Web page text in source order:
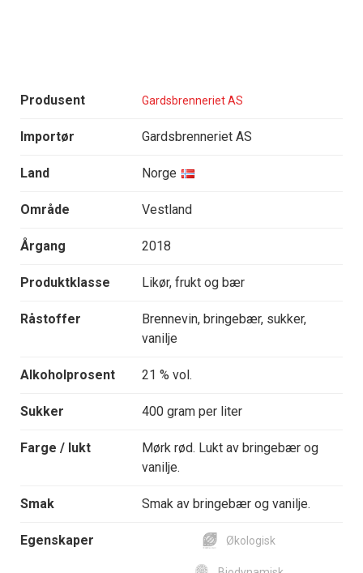
Produsent Gardsbrenneriet AS
Importør Gardsbrenneriet AS
Land Norge
Område Vestland
Årgang 2018
Produktklasse Likør, frukt og bær
Råstoffer
Brennevin, bringebær, sukker,
vanilje
Alkoholprosent 21 % vol.
Sukker 400 gram per liter
Farge / lukt
Mørk rød. Lukt av bringebær og
vanilje.
Smak Smak av bringebær og vanilje.
Egenskaper Økologisk